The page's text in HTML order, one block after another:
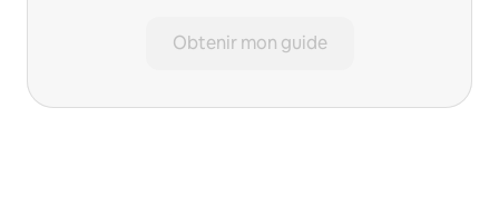
Obtenir mon guide